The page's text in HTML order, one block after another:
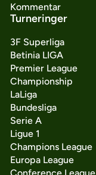
Kommentar
Turneringer
3F Superliga
Betinia LIGA
Premier League
Championship
LaLiga
Bundesliga
Serie A
Ligue 1
Champions League
Europa League